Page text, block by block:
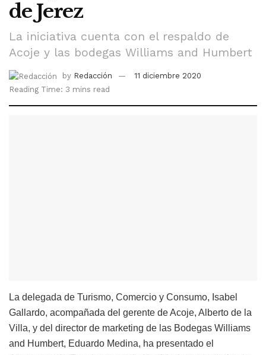
de Jerez
La iniciativa cuenta con el respaldo de
Acoje y las bodegas Williams and Humbert
by Redacción
11 diciembre 2020
Reading Time: 3 mins read
La delegada de Turismo, Comercio y Consumo, Isabel
Gallardo, acompañada del gerente de Acoje, Alberto de la
Villa, y del director de marketing de las Bodegas Williams
and Humbert, Eduardo Medina, ha presentado el